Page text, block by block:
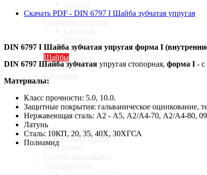
Штифты
Такелаж
Шайбы
Шпильки
Услуги
Гальваническое цинкование
Термодиффузионое
цинкование
Скачать PDF - DIN 6797 I Шайба зубчатая упругая
DIN 6797 I Шайба зубчатая упругая форма I
DIN 6797 Шайба зубчатая упругая стопорная, форма I -
Материалы:
Класс прочности: 5.0, 10.0.
Защитные покрытия: гальваническое оцинкование,
Нержавеющая сталь: А2 - А5, А2/А4-70, А2/А4-80,
Латунь
Сталь: 10КП, 20, 35, 40Х, 30ХГСА
Полиамид